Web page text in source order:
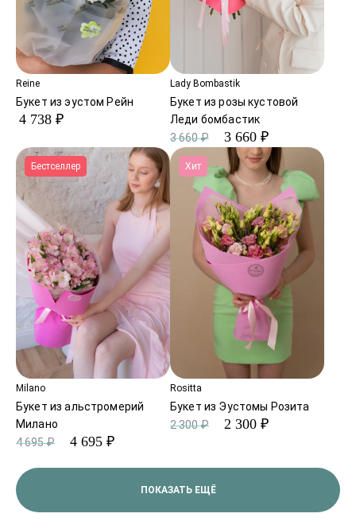
Reine
Букет из эустом Рейн
4 738 ₽
Lady Bombastik
Букет из розы кустовой
Леди бомбастик
3 660 ₽
3 660 ₽
Бестселлер
Milano
Букет из альстромерий
Милано
4 695 ₽
4 695 ₽
Хит
Rositta
Букет из Эустомы Розита
2 300 ₽
2 300 ₽
ПОКАЗАТЬ ЕЩЁ